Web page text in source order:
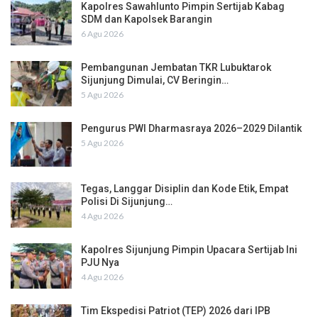
Kapolres Sawahlunto Pimpin Sertijab Kabag
SDM dan Kapolsek Barangin
6 Agu 2026
Pembangunan Jembatan TKR Lubuktarok
Sijunjung Dimulai, CV Beringin…
5 Agu 2026
Pengurus PWI Dharmasraya 2026–2029 Dilantik
5 Agu 2026
Tegas, Langgar Disiplin dan Kode Etik, Empat
Polisi Di Sijunjung…
4 Agu 2026
Kapolres Sijunjung Pimpin Upacara Sertijab Ini
PJU Nya
4 Agu 2026
Tim Ekspedisi Patriot (TEP) 2026 dari IPB